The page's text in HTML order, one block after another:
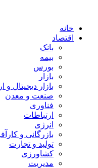
خانه
اقتصاد
بانک
بیمه
بورس
بازار
بازار دیجیتال و
صنعت و معدن
فناوری
ارتباطات
انرژی
بازرگانی و
تولید و تجارت
کشاورزی
مدیریت